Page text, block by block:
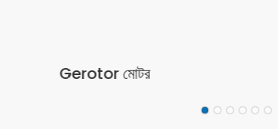
হাইড্রোলিক মোটর